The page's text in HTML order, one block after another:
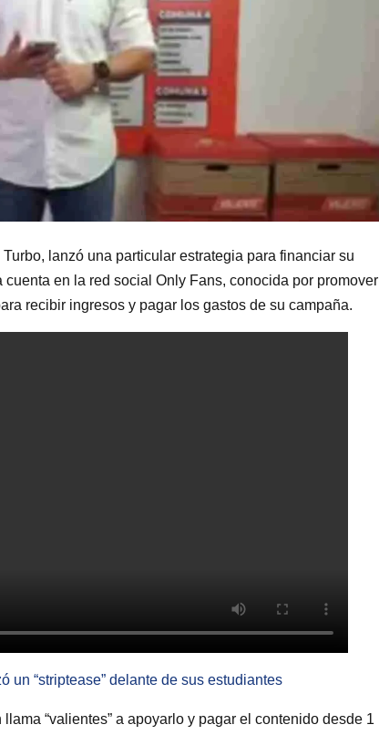
lanzó una particular estrategia para financiar su
en la red social Only Fans, conocida por promover
recibir ingresos y pagar los gastos de su campaña.
un “striptease” delante de sus estudiantes
“valientes” a apoyarlo y pagar el contenido desde 1